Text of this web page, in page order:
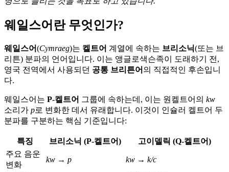
웨일스어란 무엇인가?
웨일스어(Cymraeg)는 켈트어 계열에 속하는 브리소닉(또는 브
리튼) 분파의 언어입니다. 이는 앵글로색슨족이 도래하기 전,
영국 전역에서 사용되던 공통 브리튼어 의 직접적인 후손입니
다.
웨일스어는 P-켈트어 그룹에 속하는데, 이는 원켈트어의 kw
소리가 p로 변화한 데서 유래합니다. 이것이 인슐러 켈트어 두
분파를 구분하는 핵심 기준입니다:
특징 브리소닉 (P-켈트어)
고이델릭 (Q-켈트어)
주요 음운
변화
kw → p kw → k/c